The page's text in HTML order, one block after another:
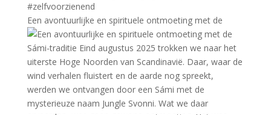
Een avontuurlijke en spirituele ontmoeting met de